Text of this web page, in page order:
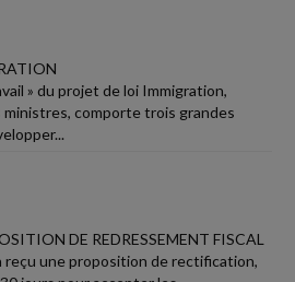
» du projet de loi Immigration,
comporte trois grandes
DE REDRESSEMENT FISCAL
reçu une proposition de rectification,